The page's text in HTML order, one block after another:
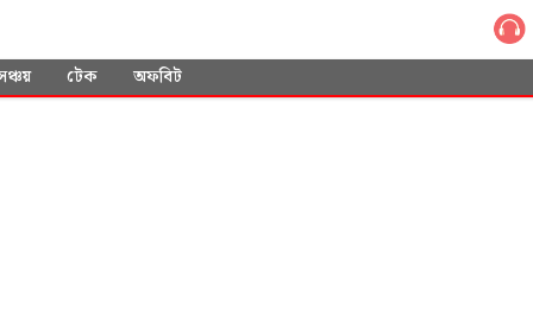
টেক অফবিট